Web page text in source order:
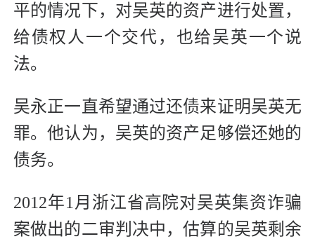
平的情况下，对吴英的资产进行处置，
给债权人一个交代，也给吴英一个说
法。
吴永正一直希望通过还债来证明吴英无
罪。他认为，吴英的资产足够偿还她的
债务。
2012年1月浙江省高院对吴英集资诈骗
案做出的二审判决中，估算的吴英剩余